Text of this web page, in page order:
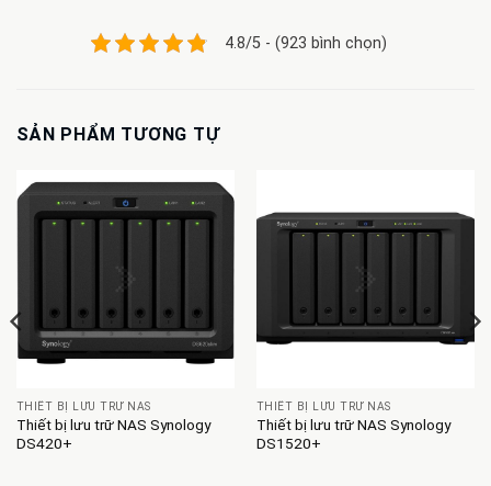
4.8/5 - (923 bình chọn)
SẢN PHẨM TƯƠNG TỰ
THIẾT BỊ LƯU TRỮ NAS
Thiết bị lưu trữ NAS Synology
DS420+
THIẾT BỊ LƯU TRỮ NAS
Thiết bị lưu trữ NAS Synology
DS1520+